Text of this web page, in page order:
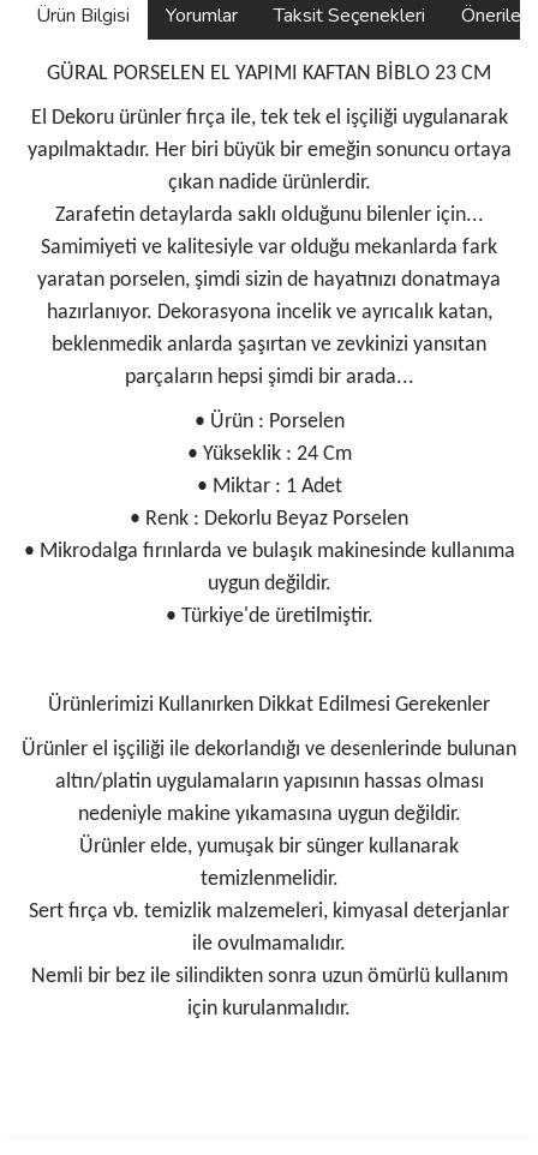
Ürün Bilgisi Yorumlar Taksit Seçenekleri
GÜRAL PORSELEN EL YAPIMI KAFTAN BİBLO 23 CM
El Dekoru ürünler fırça ile, tek tek el işçiliği uygulanarak
yapılmaktadır. Her biri büyük bir emeğin sonuncu ortaya
çıkan nadide ürünlerdir.
Zarafetin detaylarda saklı olduğunu bilenler için...
Samimiyeti ve kalitesiyle var olduğu mekanlarda fark
yaratan porselen, şimdi sizin de hayatınızı donatmaya
hazırlanıyor. Dekorasyona incelik ve ayrıcalık katan,
beklenmedik anlarda şaşırtan ve zevkinizi yansıtan
parçaların hepsi şimdi bir arada...
• Ürün : Porselen
• Yükseklik : 24 Cm
• Miktar : 1 Adet
• Renk : Dekorlu Beyaz Porselen
• Mikrodalga fırınlarda ve bulaşık makinesinde kullanıma
uygun değildir.
• Türkiye'de üretilmiştir.
Ürünlerimizi Kullanırken Dikkat Edilmesi Gerekenler
Ürünler el işçiliği ile dekorlandığı ve desenlerinde bulunan
altın/platin uygulamaların yapısının hassas olması
nedeniyle makine yıkamasına uygun değildir.
Ürünler elde, yumuşak bir sünger kullanarak
temizlenmelidir.
Sert fırça vb. temizlik malzemeleri, kimyasal deterjanlar
ile ovulmamalıdır.
Nemli bir bez ile silindikten sonra uzun ömürlü kullanım
için kurulanmalıdır.